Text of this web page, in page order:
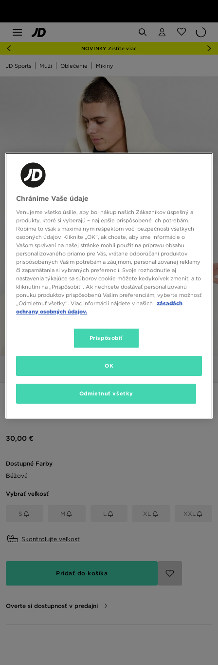
NOVINKY Zistite viac
JD Sports Muži Oblečenie Mikiny
30,00 €
Dostupné Farby
Béžová
Vybrať veľkosť
S M L XL XXL
Skontrolujte veľkosť
Pridať do košíka
Overte si dostupnosť v predajni
Chránime Vaše údaje
Venujeme všetko úsilie, aby bol nákup našich Zákazníkov úspešný a
produkty, ktoré si vyberajú – najlepšie prispôsobené ich potrebám.
Robíme to však s maximálnym rešpektom voči bezpečnosti všetkých
osobných údajov. Kliknite „OK”, ak chcete, aby sme informácie o
Vašom správaní na našej stránke mohli použiť na prípravu obsahu
personalizovaného priamo pre Vás, vrátane odporúčaní produktov
prispôsobených Vašim potrebám a záujmom, personalizovanej reklamy
či zapamätania si vybraných preferencií. Svoje rozhodnutie aj
nastavenia týkajúce sa súborov cookie môžete kedykoľvek zmeniť, a to
kliknutím na „Prispôsobiť”. Ak nechcete dostávať personalizovanú
ponuku produktov prispôsobenú Vašim preferenciám, vyberte možnosť
„Odmietnuť všetky”. Viac informácií nájdete v našich
zásadách
ochrany osobných údajov.
Prispôsobiť
Odmietnuť všetky
OK